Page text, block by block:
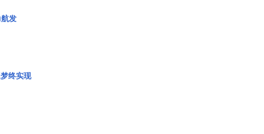
发
终实现